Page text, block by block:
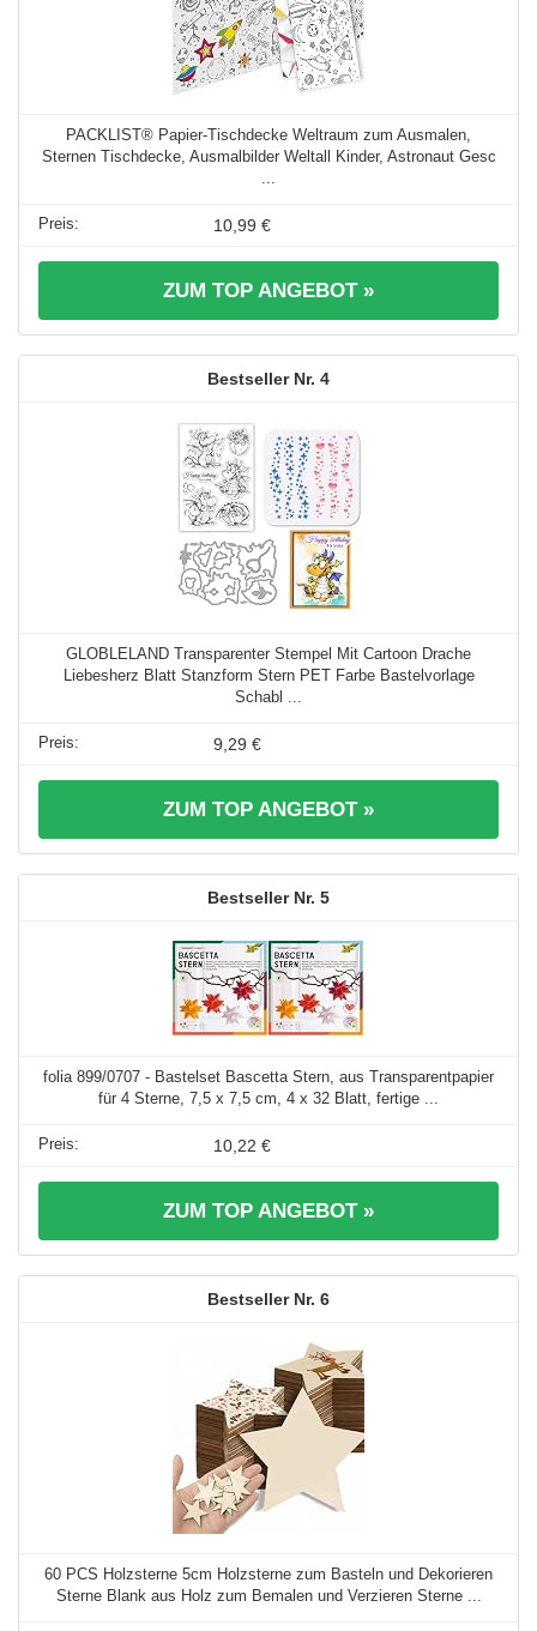
PACKLIST® Papier-Tischdecke Weltraum zum Ausmalen,
Sternen Tischdecke, Ausmalbilder Weltall Kinder, Astronaut Gesc
10,99 €
ZUM TOP ANGEBOT »
4
GLOBLELAND Transparenter Stempel Mit Cartoon Drache
Liebesherz Blatt Stanzform Stern PET Farbe Bastelvorlage
Schabl ...
9,29 €
ZUM TOP ANGEBOT »
5
folia 899/0707 - Bastelset Bascetta Stern, aus Transparentpapier
für 4 Sterne, 7,5 x 7,5 cm, 4 x 32 Blatt, fertige ...
10,22 €
ZUM TOP ANGEBOT »
6
60 PCS Holzsterne 5cm Holzsterne zum Basteln und Dekorieren
Sterne Blank aus Holz zum Bemalen und Verzieren Sterne ...